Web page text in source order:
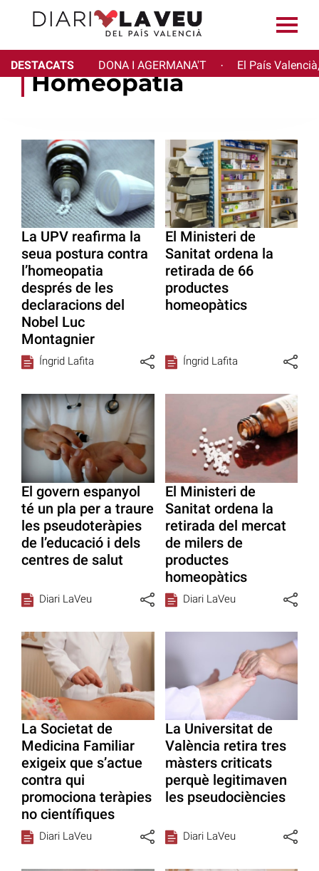
DESTACATS DONA I AGERMANA'T · El País
Homeopatia
La UPV reafirma la
seua postura contra
l’homeopatia
després de les
declaracions del
Nobel Luc
Montagnier
Íngrid Lafita
El Ministeri de
Sanitat ordena la
retirada de 66
productes
homeopàtics
Íngrid Lafita
El govern espanyol
té un pla per a traure
les pseudoteràpies
de l’educació i dels
centres de salut
Diari LaVeu
El Ministeri de
Sanitat ordena la
retirada del mercat
de milers de
productes
homeopàtics
Diari LaVeu
La Societat de
Medicina Familiar
exigeix que s’actue
contra qui
promociona teràpies
no científiques
Diari LaVeu
La Universitat de
València retira tres
màsters criticats
perquè legitimaven
les pseudociències
Diari LaVeu